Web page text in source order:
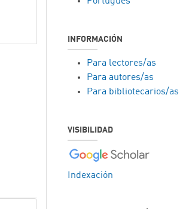
INFORMACIÓN
Para lectores/as
Para autores/as
Para bibliotecarios/as
VISIBILIDAD
Indexación